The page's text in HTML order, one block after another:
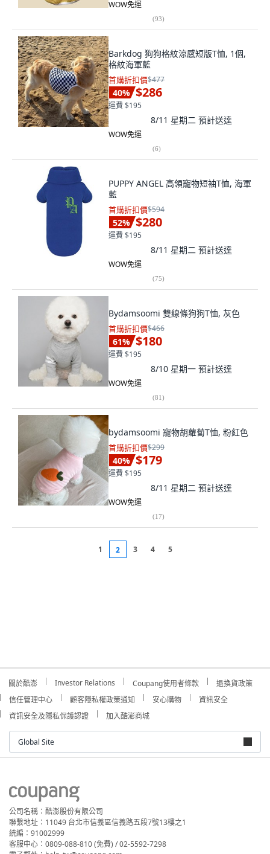
WOW免運
(93)
Barkdog 狗狗格紋涼感短版T恤, 1個,
格紋海軍藍
首購折扣價$477
40% $286
運費 $195
8/11 星期二 預計送達
WOW免運
(6)
PUPPY ANGEL 高領寵物短袖T恤, 海軍
藍
首購折扣價$594
52% $280
運費 $195
8/11 星期二 預計送達
WOW免運
(75)
Bydamsoomi 雙線條狗狗T恤, 灰色
首購折扣價$466
61% $180
運費 $195
8/10 星期一 預計送達
WOW免運
(81)
bydamsoomi 寵物胡蘿蔔T恤, 粉紅色
首購折扣價$299
40% $179
運費 $195
8/11 星期二 預計送達
WOW免運
(17)
1 2 3 4 5
關於酷澎 Investor Relations Coupang使用者條款
退換貨政策
信任管理中心
顧客隱私權政策通知 安心購物
資訊安全
資訊安全及隱私保護認證
加入酷澎商城
Global Site
公司名稱：酷澎股份有限公司
聯繫地址：11049 台北市信義區信義路五段7號13樓之1
統編：91002999
客服中心：0809-088-810 (免費) / 02-5592-7298